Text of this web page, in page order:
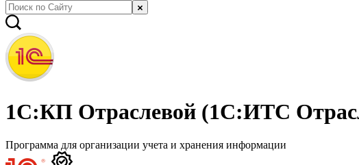
1С:КП Отраслевой (1С:ИТС
Программа для организации учета и хранения информации